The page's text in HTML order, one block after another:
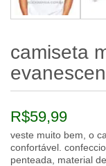
camiseta
R$59,99
veste muito bem, o
confortável.
penteada, material